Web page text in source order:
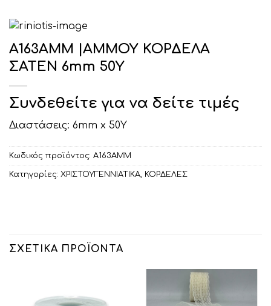
Α163ΑΜΜ |ΑΜΜΟΥ ΚΟΡΔΕΛΑ
ΣΑΤΕΝ 6mm 50Υ
Συνδεθείτε για να δείτε τιμές
Διαστάσεις: 6mm x 50Υ
Κωδικός προϊόντος: Α163ΑΜΜ
Κατηγορίες: ΧΡΙΣΤΟΥΓΕΝΝΙΑΤΙΚΑ, ΚΟΡΔΕΛΕΣ
ΣΧΕΤΙΚΆ ΠΡΟΪΌΝΤΑ